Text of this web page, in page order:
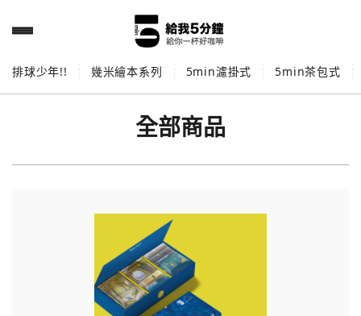
排球少年!! 幾米繪本系列 5min濾掛式 5min茶包式
全部商品